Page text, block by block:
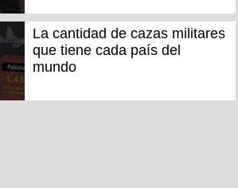
La cantidad de cazas militares
que tiene cada país del
mundo